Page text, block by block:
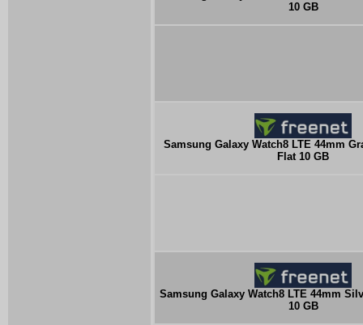
10 GB
Samsung Galaxy Watch8 LTE 44mm
Flat 10 GB
Samsung Galaxy Watch8 LTE 44mm
10 GB